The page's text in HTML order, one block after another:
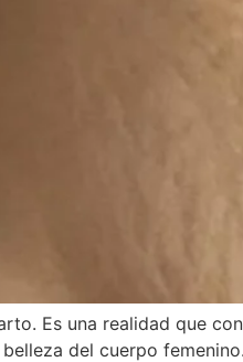
Es una realidad que
del cuerpo